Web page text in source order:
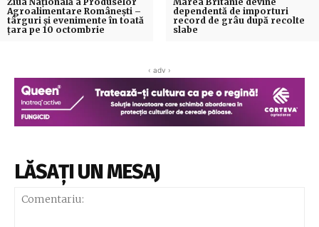
Agroalimentare Românești –
târguri și evenimente în toată
țara pe 10 octombrie
dependentă de importuri
record de grâu după recolte
slabe
‹ adv ›
LĂSAȚI UN MESAJ